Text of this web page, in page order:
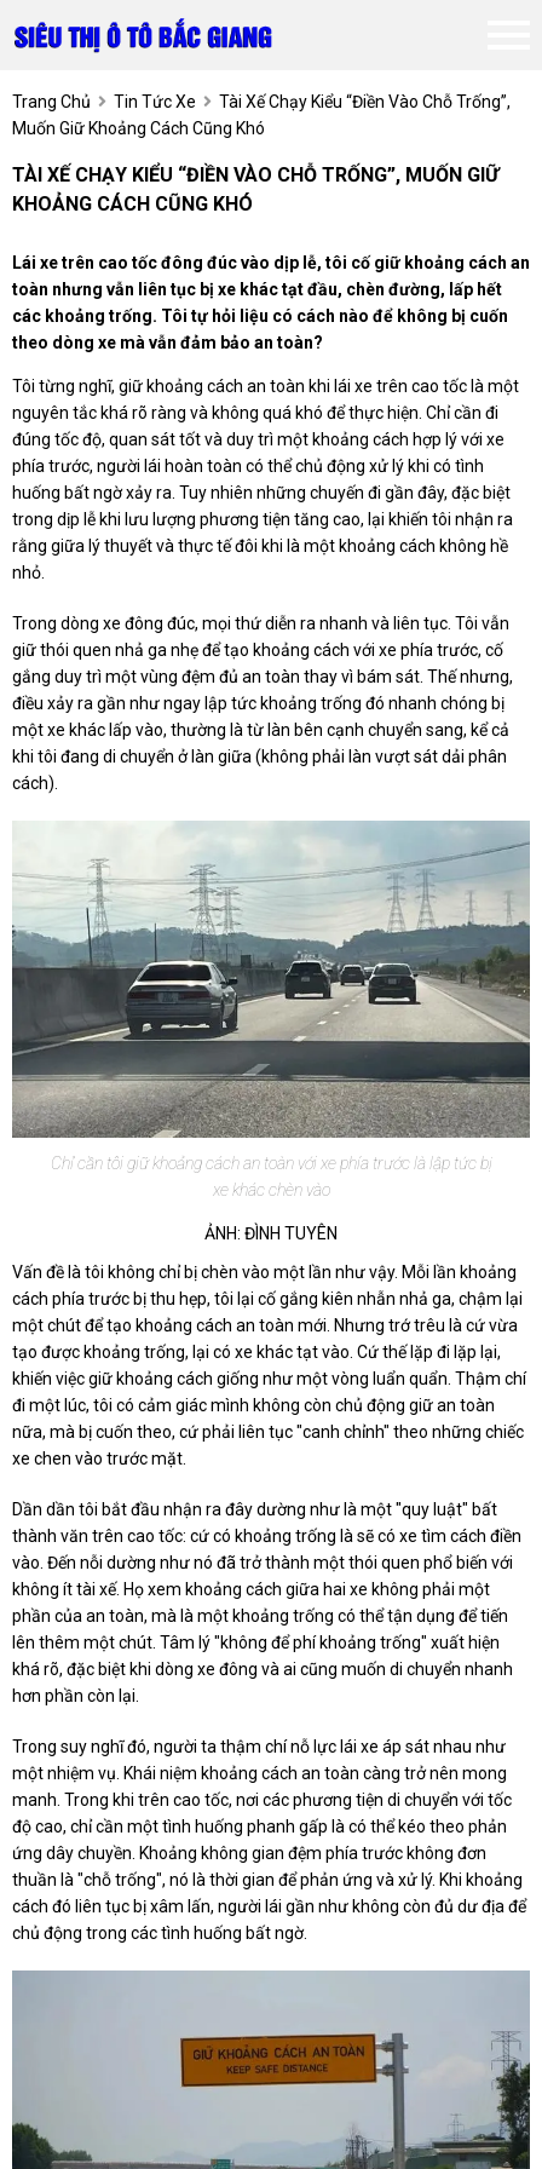
Trang Chủ Tin Tức Xe
Tài Xế Chạy Kiểu “điền Vào Chỗ Trống”,
Muốn Giữ Khoảng Cách Cũng Khó
TÀI XẾ CHẠY KIỂU “ĐIỀN VÀO CHỖ TRỐNG”, MUỐN GIỮ
KHOẢNG CÁCH CŨNG KHÓ
Lái xe trên cao tốc đông đúc vào dịp lễ, tôi cố giữ khoảng cách an
toàn nhưng vẫn liên tục bị xe khác tạt đầu, chèn đường, lấp hết
các khoảng trống. Tôi tự hỏi liệu có cách nào để không bị cuốn
theo dòng xe mà vẫn đảm bảo an toàn?
Tôi từng nghĩ, giữ khoảng cách an toàn khi lái xe trên cao tốc là một
nguyên tắc khá rõ ràng và không quá khó để thực hiện. Chỉ cần đi
đúng tốc độ, quan sát tốt và duy trì một khoảng cách hợp lý với xe
phía trước, người lái hoàn toàn có thể chủ động xử lý khi có tình
huống bất ngờ xảy ra. Tuy nhiên những chuyến đi gần đây, đặc biệt
trong dịp lễ khi lưu lượng phương tiện tăng cao, lại khiến tôi nhận ra
rằng giữa lý thuyết và thực tế đôi khi là một khoảng cách không hề
nhỏ.
Trong dòng xe đông đúc, mọi thứ diễn ra nhanh và liên tục. Tôi vẫn
giữ thói quen nhả ga nhẹ để tạo khoảng cách với xe phía trước, cố
gắng duy trì một vùng đệm đủ an toàn thay vì bám sát. Thế nhưng,
điều xảy ra gần như ngay lập tức khoảng trống đó nhanh chóng bị
một xe khác lấp vào, thường là từ làn bên cạnh chuyển sang, kể cả
khi tôi đang di chuyển ở làn giữa (không phải làn vượt sát dải phân
cách).
Chỉ cần tôi giữ khoảng cách an toàn với xe phía trước là lập tức bị
xe khác chèn vào
ẢNH: ĐÌNH TUYÊN
Vấn đề là tôi không chỉ bị chèn vào một lần như vậy. Mỗi lần khoảng
cách phía trước bị thu hẹp, tôi lại cố gắng kiên nhẫn nhả ga, chậm lại
một chút để tạo khoảng cách an toàn mới. Nhưng trớ trêu là cứ vừa
tạo được khoảng trống, lại có xe khác tạt vào. Cứ thế lặp đi lặp lại,
khiến việc giữ khoảng cách giống như một vòng luẩn quẩn. Thậm chí
đi một lúc, tôi có cảm giác mình không còn chủ động giữ an toàn
nữa, mà bị cuốn theo, cứ phải liên tục "canh chỉnh" theo những chiếc
xe chen vào trước mặt.
Dần dần tôi bắt đầu nhận ra đây dường như là một "quy luật" bất
thành văn trên cao tốc: cứ có khoảng trống là sẽ có xe tìm cách điền
vào. Đến nỗi dường như nó đã trở thành một thói quen phổ biến với
không ít tài xế. Họ xem khoảng cách giữa hai xe không phải một
phần của an toàn, mà là một khoảng trống có thể tận dụng để tiến
lên thêm một chút. Tâm lý "không để phí khoảng trống" xuất hiện
khá rõ, đặc biệt khi dòng xe đông và ai cũng muốn di chuyển nhanh
hơn phần còn lại.
Trong suy nghĩ đó, người ta thậm chí nỗ lực lái xe áp sát nhau như
một nhiệm vụ. Khái niệm khoảng cách an toàn càng trở nên mong
manh. Trong khi trên cao tốc, nơi các phương tiện di chuyển với tốc
độ cao, chỉ cần một tình huống phanh gấp là có thể kéo theo phản
ứng dây chuyền. Khoảng không gian đệm phía trước không đơn
thuần là "chỗ trống", nó là thời gian để phản ứng và xử lý. Khi khoảng
cách đó liên tục bị xâm lấn, người lái gần như không còn đủ dư địa để
chủ động trong các tình huống bất ngờ.